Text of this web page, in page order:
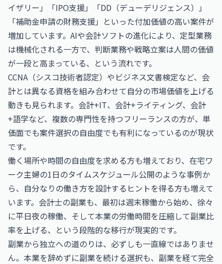
イザリー」「IPO支援」「DD（デューデリジェンス）」
「補助金申請の財務支援」といった付加価値の高い案件が
増加しています。AIや会計ソフトの進化により、定型業務
は機械化される一方で、判断業務や戦略立案は人間の価値
が一段と高まっている、という流れです。
CCNA（シスコ技術者認定） や ビジネス文書検定など、会
計とは異なる資格を組み合わせて自分の市場価値を上げる
動きも見られます。会計+IT、会計+ライティング、会計
+語学など、複数の専門性を持つフリーランスの方が、単
価面でも案件選択の自由度でも有利になっているのが現状
です。
働く場所や時間の自由度を求める方も増えており、 在宅ワ
ーク主婦の1日のタイムスケジュール公開のような事例か
ら、自分なりの働き方を設計するヒントを得る方も増えて
います。会計士の副業も、最初は週末稼働から始め、徐々
に平日夜の稼働、そして本業の労働時間を圧縮して副業比
率を上げる、という段階的な移行が現実的です。
副業から独立への道のりは、必ずしも一直線ではありませ
ん。本業を辞めずに副業を続ける選択も、副業を経て完全